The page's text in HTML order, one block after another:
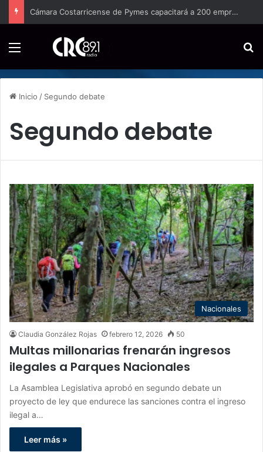
Cámara Costarricense de Pymes capacitará a 200 emprendedores para vender por internet
Inicio / Segundo debate
Segundo debate
Nacionales
Claudia González Rojas febrero 12, 2026 50
Multas millonarias frenarán ingresos
ilegales a Parques Nacionales
La Asamblea Legislativa aprobó en segundo debate un
proyecto de ley que endurece las sanciones contra el ingreso
ilegal a…
Leer más »